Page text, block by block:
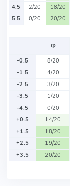
4.5
2/20
18/20
5.5
0/20 20/20
Ф
-0.5
8/20
-1.5
4/20
-2.5
3/20
-3.5
1/20
-4.5
0/20
+0.5
14/20
+1.5
18/20
+2.5
19/20
+3.5
20/20